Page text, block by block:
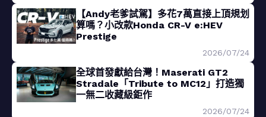
【Andy老爹試駕】多花7萬直接上頂規划
算嗎？小改款Honda CR-V e:HEV
Prestige
2026/07/24
全球首發獻給台灣！Maserati GT2
Stradale「Tribute to MC12」打造獨
一無二收藏級鉅作
2026/07/24